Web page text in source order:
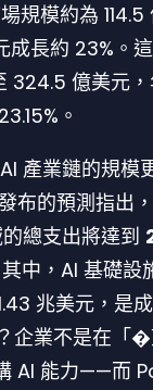
規模約為 114.5
長約 23%。
324.5 億美元
。
產業鏈的規模
布的預測指出
總支出將達到
中，AI 基礎設
兆美元，是
企業不是在「
AI 能力——而